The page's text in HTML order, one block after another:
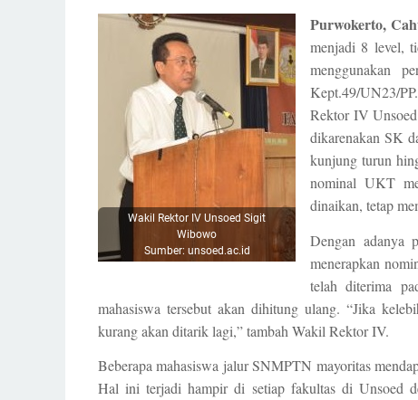
Wakil Rektor IV Unsoed Sigit
Wibowo
Sumber: unsoed.ac.id
Purwokerto,
menjadi 8 level,
menggunakan
Kept.49/UN23/
Rektor IV
dikarenakan SK
kunjung turun
nominal UKT
dinaikan, tetap
Dengan adanya
menerapkan
telah diterima
mahasiswa tersebut akan dihitung ulang. “Jika
kurang akan ditarik lagi,” tambah Wakil Rektor IV.
Beberapa mahasiswa jalur SNMPTN mayoritas
Hal ini terjadi hampir di setiap fakultas di Unsoed